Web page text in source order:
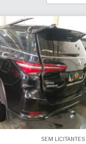
SEM LICITANTES